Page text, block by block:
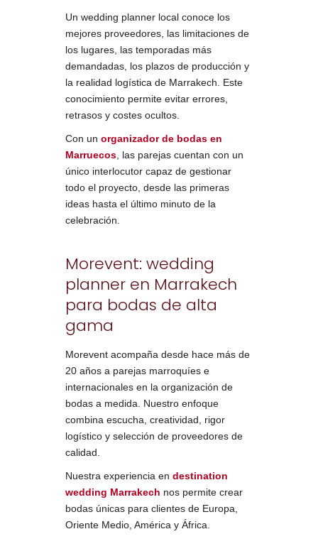
Un wedding planner local conoce los
mejores proveedores, las limitaciones de
los lugares, las temporadas más
demandadas, los plazos de producción y
la realidad logística de Marrakech. Este
conocimiento permite evitar errores,
retrasos y costes ocultos.
Con un organizador de bodas en
Marruecos , las parejas cuentan con un
único interlocutor capaz de gestionar
todo el proyecto, desde las primeras
ideas hasta el último minuto de la
celebración.
Morevent: wedding
planner en Marrakech
para bodas de alta
gama
Morevent acompaña desde hace más de
20 años a parejas marroquíes e
internacionales en la organización de
bodas a medida. Nuestro enfoque
combina escucha, creatividad, rigor
logístico y selección de proveedores de
calidad.
Nuestra experiencia en destination
wedding Marrakech nos permite crear
bodas únicas para clientes de Europa,
Oriente Medio, América y África.